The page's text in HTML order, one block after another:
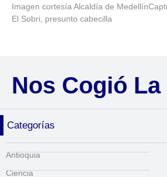
Imagen cortesía Alcaldía de
El Sobri, presunto cabecilla
Nos Cogió La
Categorías
Antioquia
Ciencia